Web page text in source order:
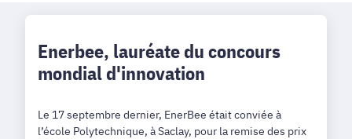
Enerbee, lauréate du concours
mondial d'innovation
Le 17 septembre dernier, EnerBee était conviée à
l’école Polytechnique, à Saclay, pour la remise des prix